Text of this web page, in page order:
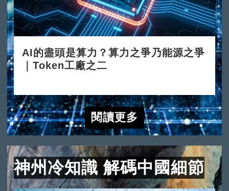
AI的盡頭是算力？算力之爭乃能源之爭
｜Token工廠之二
閱讀更多
神州冷知識 解碼中國細節